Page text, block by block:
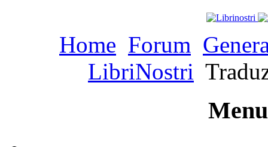
Home Forum
LibriNostri